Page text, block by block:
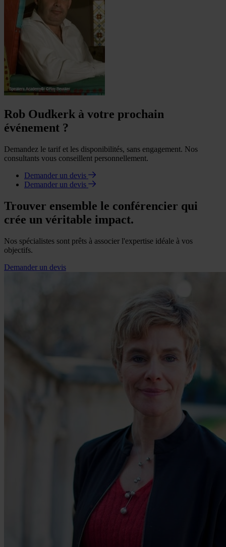
Rob Oudkerk à votre prochain
événement ?
Demandez le tarif et les disponibilités, sans engagement. Nos
consultants vous conseillent personnellement.
Demander un devis
Demander un devis
Trouver ensemble le conférencier qui
crée un véritable impact.
Nos spécialistes sont prêts à associer l'expertise idéale à vos
objectifs.
Demander un devis